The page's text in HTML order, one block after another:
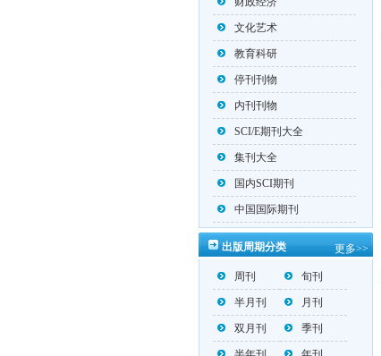
文化艺术
教育科研
停刊刊物
内刊刊物
SCI/E期刊大全
集刊大全
国内SCI期刊
中国国际期刊
出版周期分类 更多>>
周刊 旬刊
半月刊 月刊
双月刊 季刊